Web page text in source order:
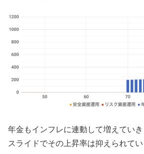
年金もインフレに連動して増えてい
スライドでその上昇率は抑えられて